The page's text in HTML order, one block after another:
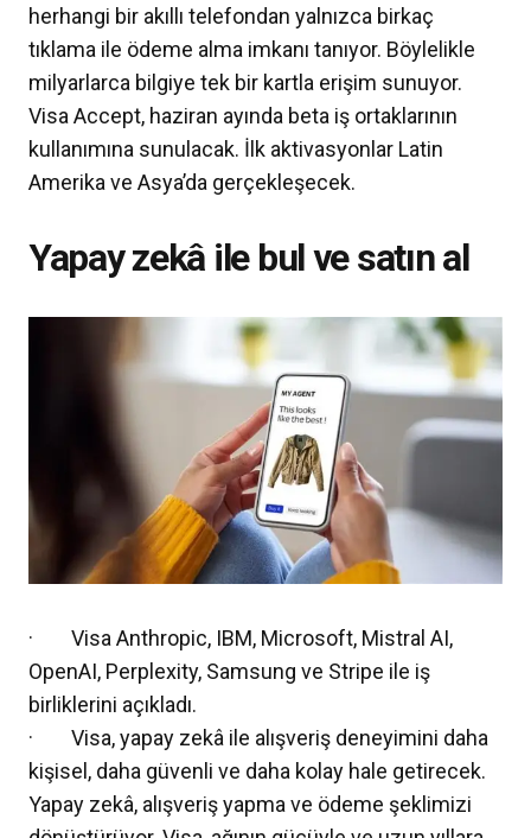
herhangi bir akıllı telefondan yalnızca birkaç
tıklama ile ödeme alma imkanı tanıyor. Böylelikle
milyarlarca bilgiye tek bir kartla erişim sunuyor.
Visa Accept, haziran ayında beta iş ortaklarının
kullanımına sunulacak. İlk aktivasyonlar Latin
Amerika ve Asya’da gerçekleşecek.
Yapay zekâ ile bul ve satın al
· Visa Anthropic, IBM, Microsoft, Mistral AI,
OpenAI, Perplexity, Samsung ve Stripe ile iş
birliklerini açıkladı.
· Visa, yapay zekâ ile alışveriş deneyimini daha
kişisel, daha güvenli ve daha kolay hale getirecek.
Yapay zekâ, alışveriş yapma ve ödeme şeklimizi